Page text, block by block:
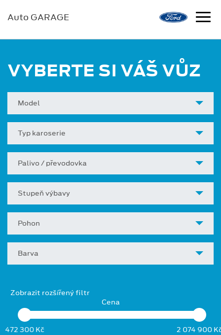
Auto GARAGE
VYBERTE SI VÁŠ VŮZ
Model
Typ karoserie
Palivo / převodovka
Stupeň výbavy
Pohon
Barva
Zobrazit rozšířený filtr
Cena
472 300 Kč 2 074 900